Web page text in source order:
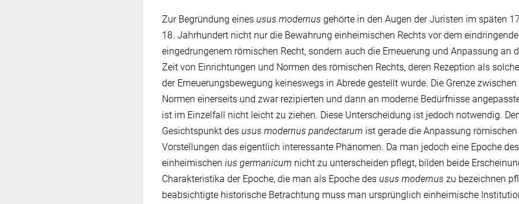
Zur Begründung eines usus modernus gehörte in den Augen der Juristen im späten
18. Jahrhundert nicht nur die Bewahrung einheimischen Rechts vor dem
eingedrungenem römischen Recht, sondern auch die Erneuerung und Anpassung an
Zeit von Einrichtungen und Normen des römischen Rechts, deren Rezeption als
der Erneuerungsbewegung keineswegs in Abrede gestellt wurde. Die Grenze
Normen einerseits und zwar rezipierten und dann an moderne Bedürfnisse
ist im Einzelfall nicht leicht zu ziehen. Diese Unterscheidung ist jedoch notwendig.
Gesichtspunkt des usus modernus pandectarum ist gerade die Anpassung
Vorstellungen das eigentlich interessante Phänomen. Da man jedoch eine Epoche
einheimischen ius germanicum nicht zu unterscheiden pflegt, bilden beide
Charakteristika der Epoche, die man als Epoche des usus modernus zu bezeichnen
beabsichtigte historische Betrachtung muss man ursprünglich einheimische